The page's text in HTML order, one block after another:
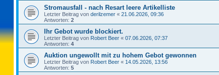
Stromausfall - nach Resart leere Artikelliste
Letzter Beitrag von derilzemer « 21.06.2026, 09:36
Antworten: 2
Ihr Gebot wurde blockiert.
Letzter Beitrag von Robert Beer « 07.06.2026, 07:37
Antworten: 4
Auktion ungewollt mit zu hohem Gebot gewonnen
Letzter Beitrag von Robert Beer « 14.05.2026, 13:56
Antworten: 5